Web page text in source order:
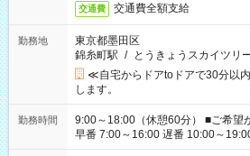
交通費 交通費全額支給
勤務地
東京都墨田区
錦糸町駅 / とうきょうスカイツリ
≪自宅からドアtoドアで30分以
します。
勤務時間
9:00～18:00（休憩60分） ■ご希望があれば下記シフトもOK！
早番 7:00～16:00 遅番 10:00～19:00 「家族と休みを合わせ
い」 「余裕を持って夕飯の準備が